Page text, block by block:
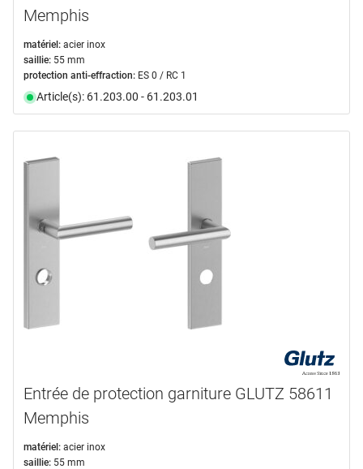
Memphis
matériel: acier inox
saillie: 55 mm
protection anti-effraction: ES 0 / RC 1
Article(s): 61.203.00 - 61.203.01
Entrée de protection garniture GLUTZ 58611
Memphis
matériel: acier inox
saillie: 55 mm